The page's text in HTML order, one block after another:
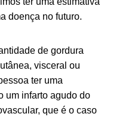
doença no futuro.
de gordura
visceral ou
ter uma
um infarto agudo do
que é o caso